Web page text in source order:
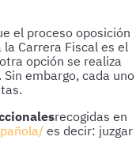
el proceso oposición
Carrera Fiscal es el
opción se realiza
embargo, cada uno
recogidas en
es decir: juzgar